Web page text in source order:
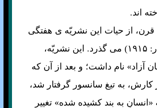
اند.
قرن، از حيات اين نشریّه ی هفتگی
(شروع به کار: ۱۹۱۵) می گذرد. اين نشريّه،
آزاد» نام داشت؛ و بعد از آن که
کارش، به تيغ سانسور گرفتار شد،
«انسانِ به بند کشيده شده» تغيير